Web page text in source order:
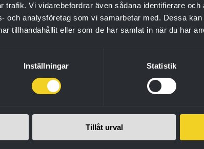
trafik. Vi vidarebefordrar även sådana identifierare och
och analysföretag som vi samarbetar med. Dessa
tillhandahållit eller som de har samlat in när du har
Inställningar Statistik
Tillåt urval